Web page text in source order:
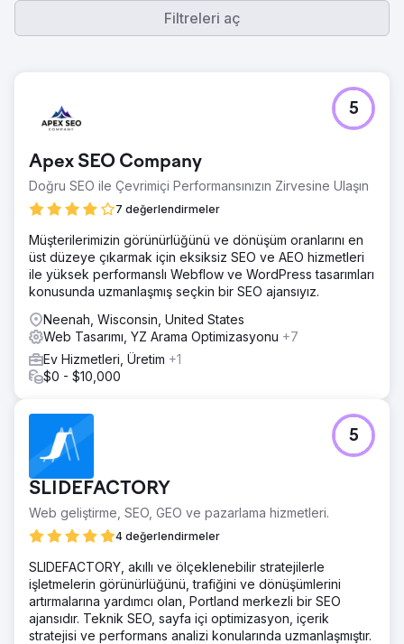
Filtreleri aç
Apex SEO Company
Doğru SEO ile Çevrimiçi Performansınızın Zirvesine Ulaşın
7 değerlendirmeler
5
Müşterilerimizin görünürlüğünü ve dönüşüm oranlarını en
üst düzeye çıkarmak için eksiksiz SEO ve AEO hizmetleri
ile yüksek performanslı Webflow ve WordPress tasarımları
konusunda uzmanlaşmış seçkin bir SEO ajansıyız.
Neenah, Wisconsin, United States
Web Tasarımı, YZ Arama Optimizasyonu +7
Ev Hizmetleri, Üretim +1
$0 - $10,000
SLIDEFACTORY
Web geliştirme, SEO, GEO ve pazarlama hizmetleri.
4 değerlendirmeler
5
SLIDEFACTORY, akıllı ve ölçeklenebilir stratejilerle
işletmelerin görünürlüğünü, trafiğini ve dönüşümlerini
artırmalarına yardımcı olan, Portland merkezli bir SEO
ajansıdır. Teknik SEO, sayfa içi optimizasyon, içerik
stratejisi ve performans analizi konularında uzmanlaşmıştır.